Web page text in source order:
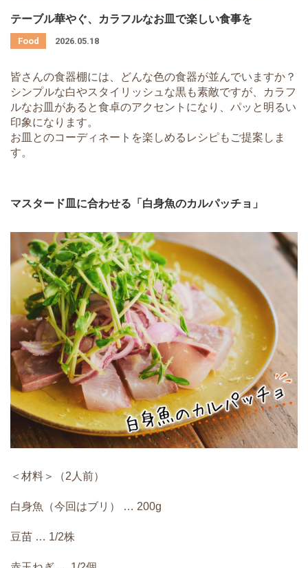
テーブル華やぐ、カラフルなお皿で楽しい食事を
2026.05.18
皆さんの食器棚には、どんな色の食器が並んでいますか？
シンプルな白やスタイリッシュな黒も素敵ですが、カラフ
ルなお皿があると食卓のアクセントになり、パッと明るい
印象になります。
お皿とのコーディネートを楽しめるレシピもご提案しま
す。
マスタード皿に合わせる「白身魚のカルパッチョ」
＜材料＞（2人前）
白身魚（今回はブリ） … 200g
豆苗 … 1/2株